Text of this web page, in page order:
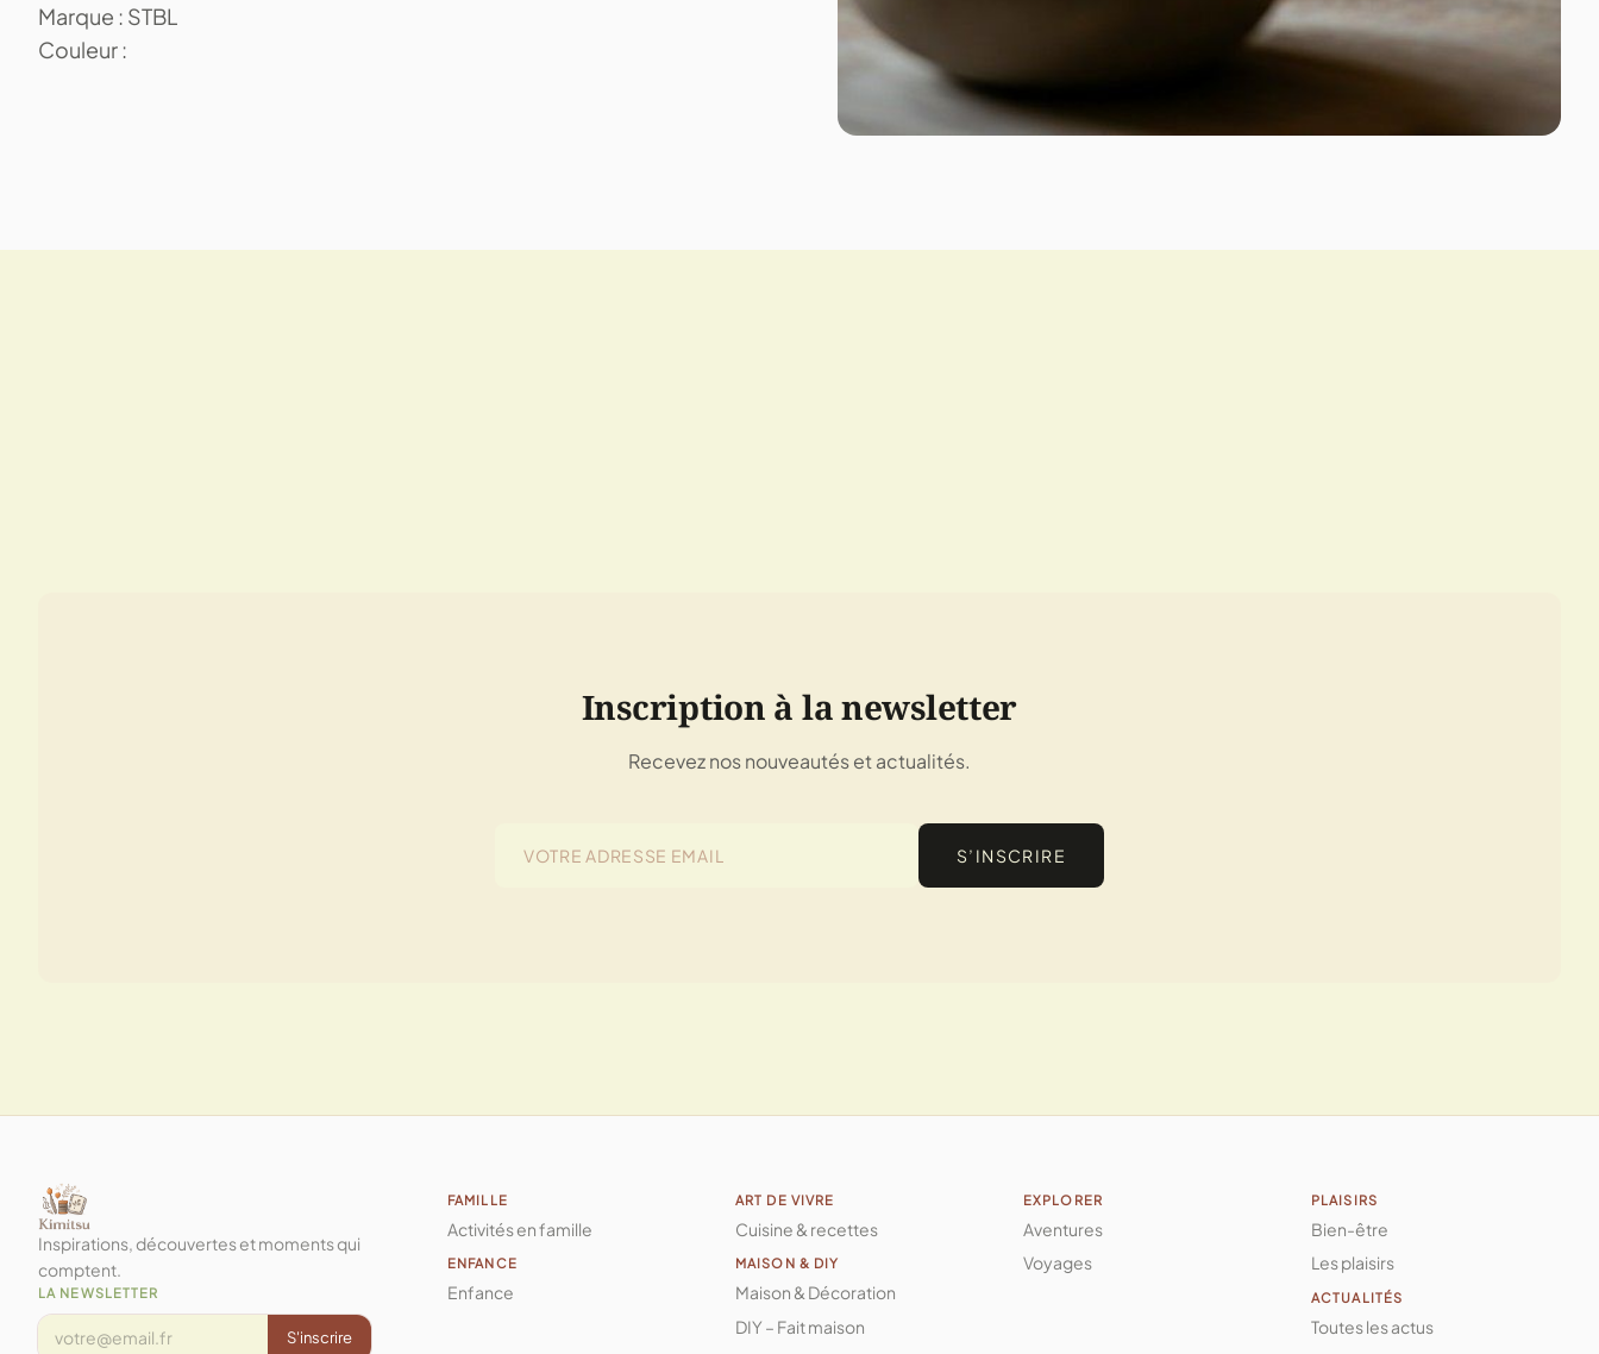
Marque : STBL
Couleur :
Inscription à la newsletter
Recevez nos nouveautés et actualités.
S’INSCRIRE
Inspirations, découvertes et moments qui
comptent.
LA NEWSLETTER
S'inscrire
FAMILLE
Activités en famille
ENFANCE
Enfance
ART DE VIVRE
Cuisine & recettes
MAISON & DIY
Maison & Décoration
DIY – Fait maison
EXPLORER
Aventures
Voyages
PLAISIRS
Bien-être
Les plaisirs
ACTUALITÉS
Toutes les actus